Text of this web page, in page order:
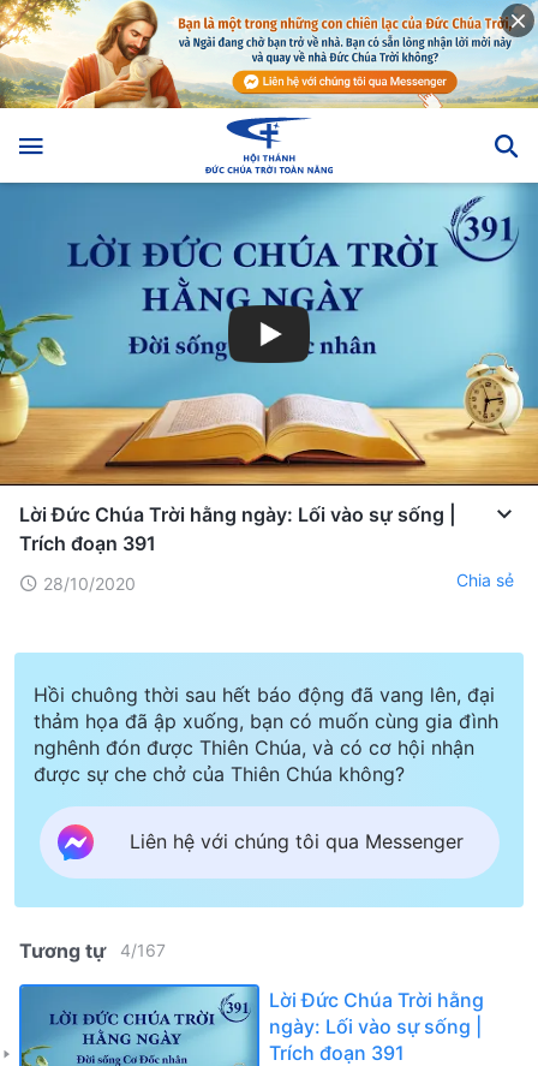
Lời Đức Chúa Trời hằng ngày: Lối vào sự sống |
Trích đoạn 391
28/10/2020 Chia sẻ
Hồi chuông thời sau hết báo động đã vang lên, đại
thảm họa đã ập xuống, bạn có muốn cùng gia đình
nghênh đón được Thiên Chúa, và có cơ hội nhận
được sự che chở của Thiên Chúa không?
Liên hệ với chúng tôi qua Messenger
Tương tự 4/167
Lời Đức Chúa Trời hằng
ngày: Lối vào sự sống |
Trích đoạn 391